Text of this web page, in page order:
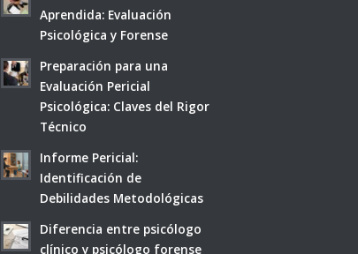
Aprendida: Evaluación
Psicológica y Forense
Preparación para una
Evaluación Pericial
Psicológica: Claves del Rigor
Técnico
Informe Pericial:
Identificación de
Debilidades Metodológicas
Diferencia entre psicólogo
clínico y psicólogo forense